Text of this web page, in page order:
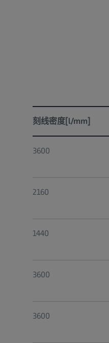
刻线密度[l/mm]
3600
2160
1440
3600
3600